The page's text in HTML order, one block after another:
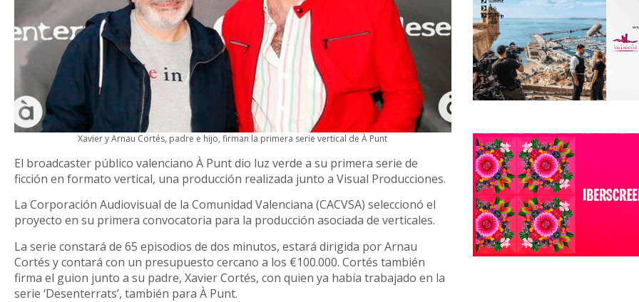
Xavier y Arnau Cortés, padre e hijo, firman la primera serie vertical de À Punt
El broadcaster público valenciano À Punt dio luz verde a su primera serie de
ficción en formato vertical, una producción realizada junto a Visual Producciones.
La Corporación Audiovisual de la Comunidad Valenciana (CACVSA) seleccionó el
proyecto en su primera convocatoria para la producción asociada de verticales.
La serie constará de 65 episodios de dos minutos, estará dirigida por Arnau
Cortés y contará con un presupuesto cercano a los €100.000. Cortés también
firma el guion junto a su padre, Xavier Cortés, con quien ya había trabajado en la
serie ‘Desenterrats’, también para À Punt.